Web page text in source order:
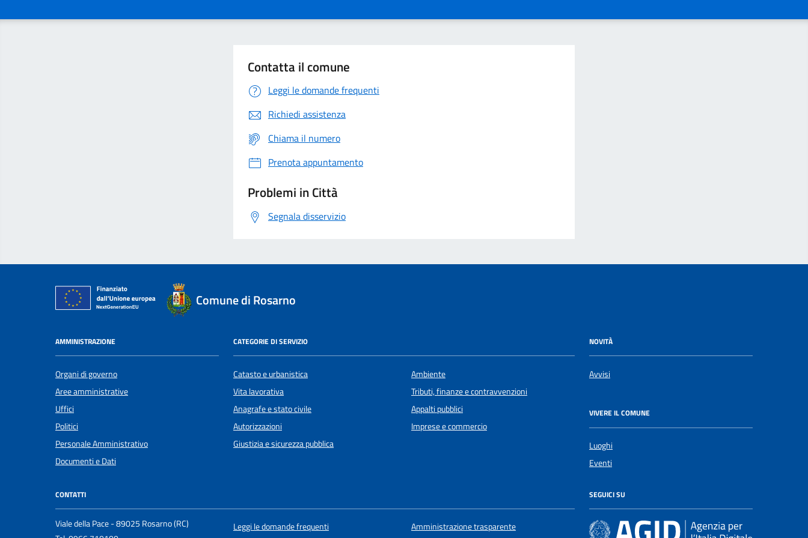
Contatta il comune
Leggi le domande frequenti
Richiedi assistenza
Chiama il numero
Prenota appuntamento
Problemi in Città
Segnala disservizio
Comune di Rosarno
AMMINISTRAZIONE
Organi di governo
Aree amministrative
Uffici
Politici
Personale Amministrativo
Documenti e Dati
CATEGORIE DI SERVIZIO
Catasto e urbanistica
Vita lavorativa
Anagrafe e stato civile
Autorizzazioni
Giustizia e sicurezza pubblica
Ambiente
Tributi, finanze e contravvenzioni
Appalti pubblici
Imprese e commercio
NOVITÀ
Avvisi
VIVERE IL COMUNE
Luoghi
Eventi
CONTATTI
Viale della Pace - 89025 Rosarno (RC)
Leggi le domande frequenti
Amministrazione trasparente
SEGUICI SU